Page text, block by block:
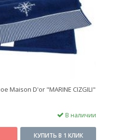
Maison D'or "MARINE CIZGILI"
В наличии
КУПИТЬ В 1 КЛИК